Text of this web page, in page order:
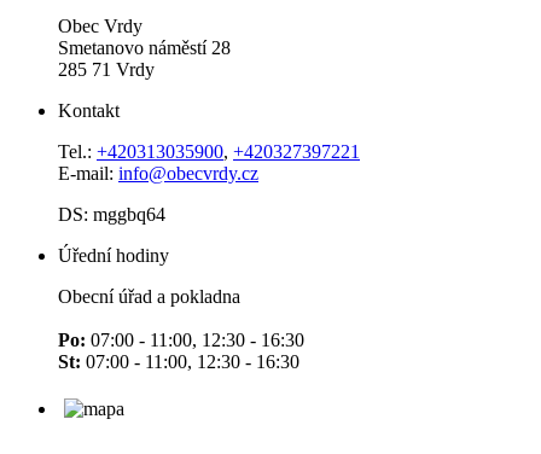
Obec Vrdy
Smetanovo náměstí 28
285 71 Vrdy
Kontakt
Tel.: +420313035900, +420327397221
E-mail: info@obecvrdy.cz
DS: mggbq64
Úřední hodiny
Obecní úřad a pokladna
Po: 07:00 - 11:00, 12:30 - 16:30
St: 07:00 - 11:00, 12:30 - 16:30